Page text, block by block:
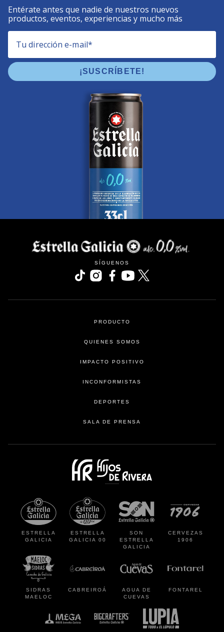
Entérate antes que nadie de nuestros nuevos
productos, eventos, experiencias y mucho más
Tu dirección e-mail*
¡SUSCRÍBETE!
SÍGUENOS
PRODUCTO
QUIENES SOMOS
IMPACTO POSITIVO
INCONFORMISTAS
DEPORTES
SALA DE PRENSA
ESTRELLA
GALICIA
ESTRELLA
GALICIA 00
SON
ESTRELLA
GALICIA
CERVEZAS
1906
SIDRAS
MAELOC
se abre en una pestaña nueva
CABREIROÁ
AGUA DE
CUEVAS
FONTAREL